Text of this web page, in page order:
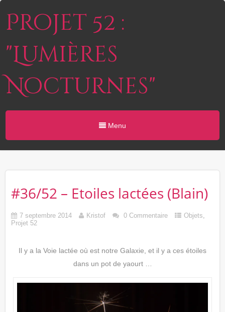
Projet 52 :
"Lumières
Nocturnes"
Menu
#36/52 – Etoiles lactées (Blain)
7 septembre 2014 Kristof 0 Commentaire Objets,
Projet 52
Il y a la Voie lactée où est notre Galaxie, et il y a ces étoiles
dans un pot de yaourt …